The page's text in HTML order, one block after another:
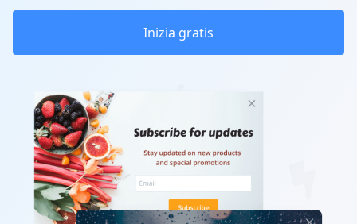
Inizia gratis